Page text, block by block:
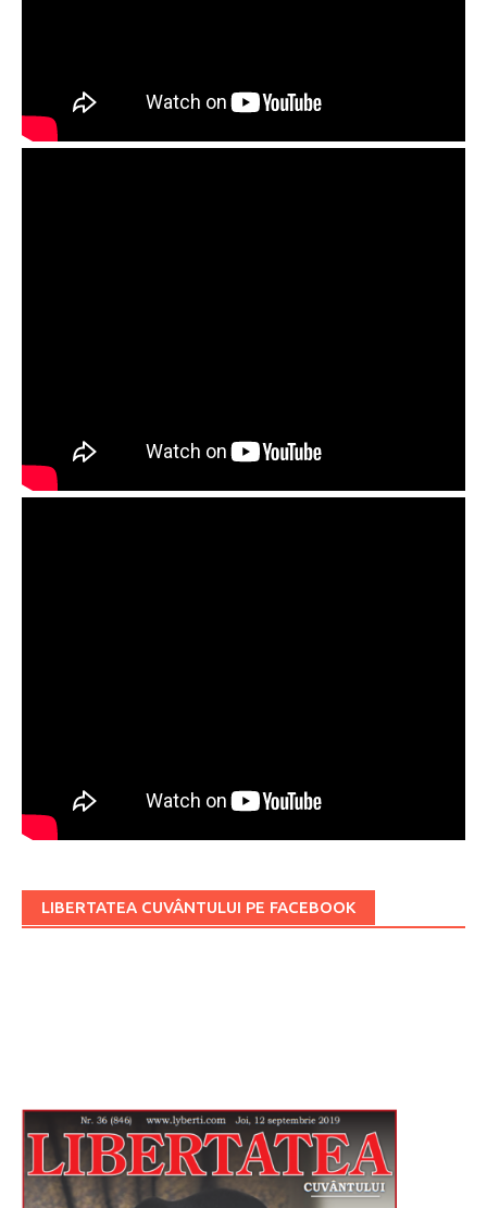
LIBERTATEA CUVÂNTULUI PE FACEBOOK